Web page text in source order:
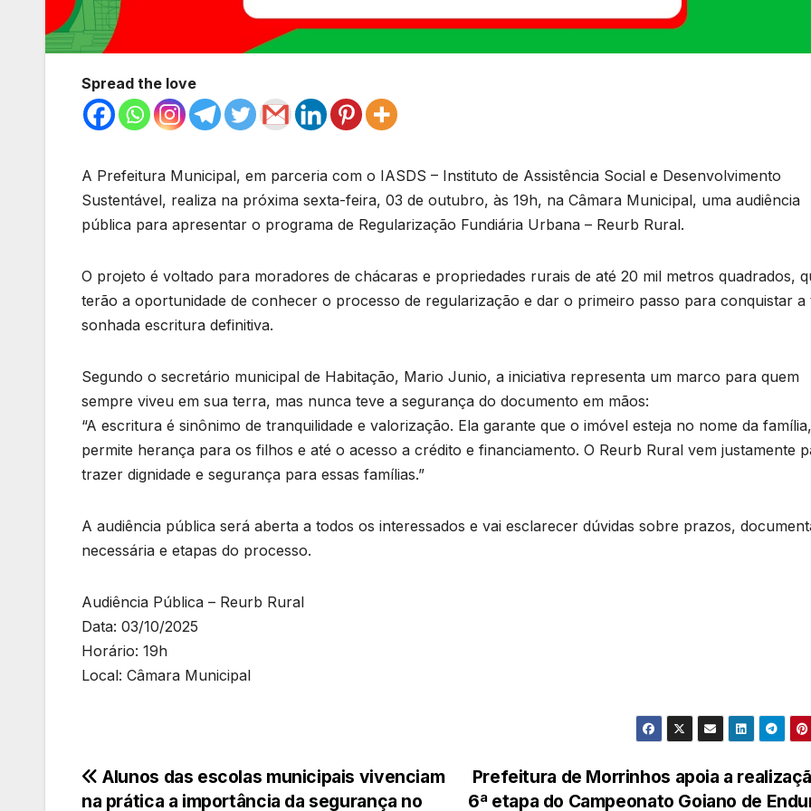
Spread the love
A Prefeitura Municipal, em parceria com o IASDS – Instituto de Assistência Social e Desenvolvimento
Sustentável, realiza na próxima sexta-feira, 03 de outubro, às 19h, na Câmara Municipal, uma audiência
pública para apresentar o programa de Regularização Fundiária Urbana – Reurb Rural.
O projeto é voltado para moradores de chácaras e propriedades rurais de até 20 mil metros quadrados,
terão a oportunidade de conhecer o processo de regularização e dar o primeiro passo para conquistar a
sonhada escritura definitiva.
Segundo o secretário municipal de Habitação, Mario Junio, a iniciativa representa um marco para quem
sempre viveu em sua terra, mas nunca teve a segurança do documento em mãos:
“A escritura é sinônimo de tranquilidade e valorização. Ela garante que o imóvel esteja no nome da família,
permite herança para os filhos e até o acesso a crédito e financiamento. O Reurb Rural vem justamente
trazer dignidade e segurança para essas famílias.”
A audiência pública será aberta a todos os interessados e vai esclarecer dúvidas sobre prazos,
necessária e etapas do processo.
Audiência Pública – Reurb Rural
Data: 03/10/2025
Horário: 19h
Local: Câmara Municipal
Navegação
Prefeitura de Morrinhos apoia a
6ª etapa do Campeonato Goiano de
Alunos das escolas municipais vivenciam
na prática a importância da segurança no